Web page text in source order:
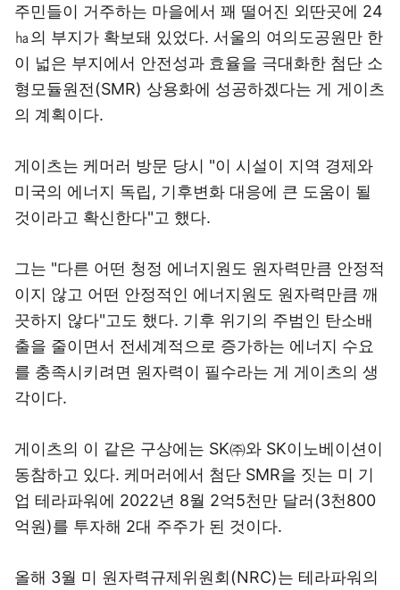
주민들이 거주하는 마을에서 꽤 떨어진 외딴곳에 24
㏊의 부지가 확보돼 있었다. 서울의 여의도공원만 한
이 넓은 부지에서 안전성과 효율을 극대화한 첨단 소
형모듈원전(SMR) 상용화에 성공하겠다는 게 게이츠
의 계획이다.
게이츠는 케머러 방문 당시 "이 시설이 지역 경제와
미국의 에너지 독립, 기후변화 대응에 큰 도움이 될
것이라고 확신한다"고 했다.
그는 "다른 어떤 청정 에너지원도 원자력만큼 안정적
이지 않고 어떤 안정적인 에너지원도 원자력만큼 깨
끗하지 않다"고도 했다. 기후 위기의 주범인 탄소배
출을 줄이면서 전세계적으로 증가하는 에너지 수요
를 충족시키려면 원자력이 필수라는 게 게이츠의 생
각이다.
게이츠의 이 같은 구상에는 SK㈜와 SK이노베이션이
동참하고 있다. 케머러에서 첨단 SMR을 짓는 미 기
업 테라파워에 2022년 8월 2억5천만 달러(3천800
억원)를 투자해 2대 주주가 된 것이다.
올해 3월 미 원자력규제위원회(NRC)는 테라파워의